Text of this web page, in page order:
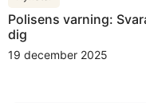
Polisens varning:
dig
19 december 2025